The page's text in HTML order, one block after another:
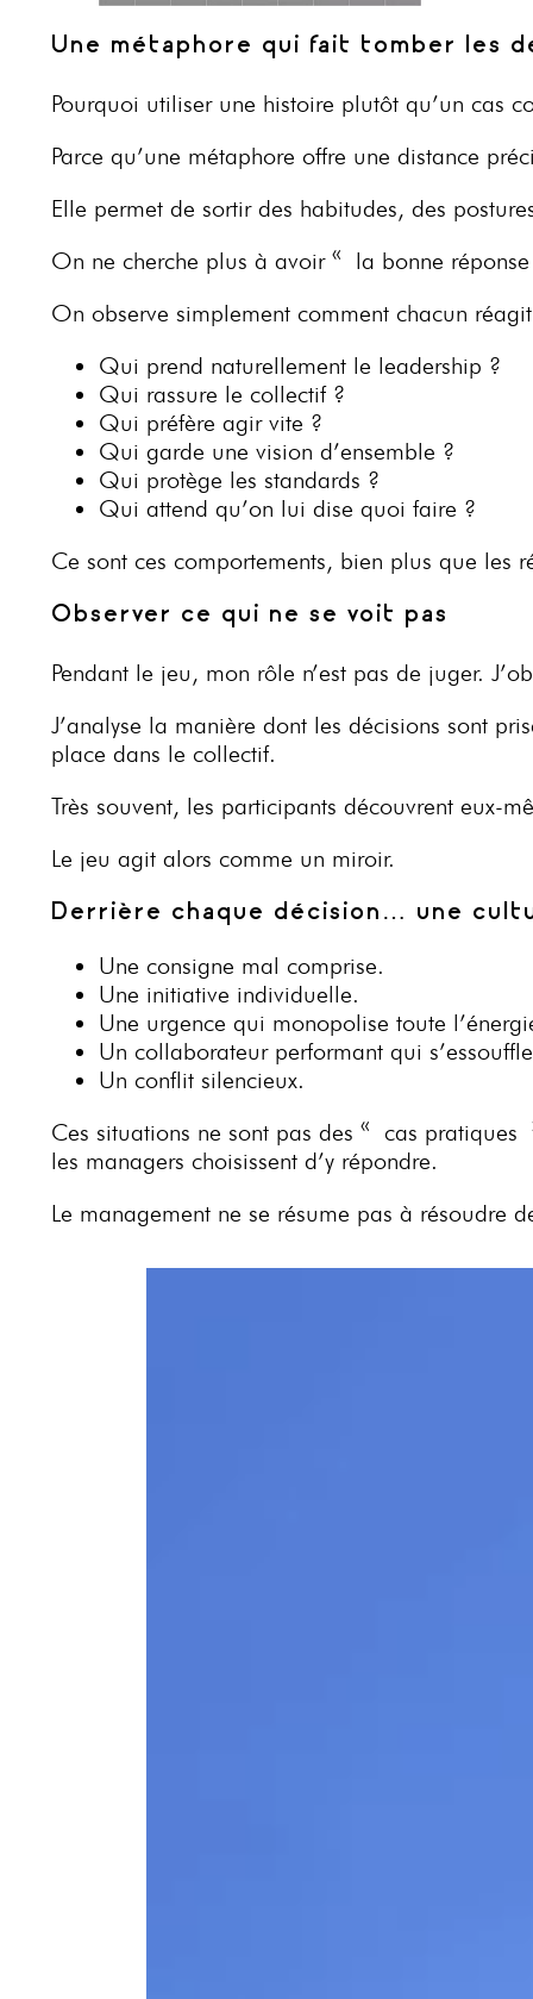
Une métaphore qui fait tomber les
Pourquoi utiliser une histoire plutôt qu’un cas
Parce qu’une métaphore offre une distance
Elle permet de sortir des habitudes, des
On ne cherche plus à avoir « la bonne
On observe simplement comment chacun
Qui prend naturellement le leadership ?
Qui rassure le collectif ?
Qui préfère agir vite ?
Qui garde une vision d’ensemble ?
Qui protège les standards ?
Qui attend qu’on lui dise quoi faire ?
Ce sont ces comportements, bien plus que les
Observer ce qui ne se voit pas
Pendant le jeu, mon rôle n’est pas de juger.
J’analyse la manière dont les décisions sont
place dans le collectif.
Très souvent, les participants découvrent eux-
Le jeu agit alors comme un miroir.
Derrière chaque décision… une
Une consigne mal comprise.
Une initiative individuelle.
Une urgence qui monopolise toute
Un collaborateur performant qui
Un conflit silencieux.
Ces situations ne sont pas des « cas
les managers choisissent d’y répondre.
Le management ne se résume pas à résoudre